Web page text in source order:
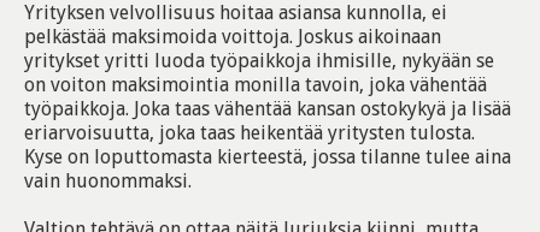
Yrityksen velvollisuus hoitaa asiansa kunnolla, ei
pelkästää maksimoida voittoja. Joskus aikoinaan
yritykset yritti luoda työpaikkoja ihmisille, nykyään se
on voiton maksimointia monilla tavoin, joka vähentää
työpaikkoja. Joka taas vähentää kansan ostokykyä ja lisää
eriarvoisuutta, joka taas heikentää yritysten tulosta.
Kyse on loputtomasta kierteestä, jossa tilanne tulee aina
vain huonommaksi.